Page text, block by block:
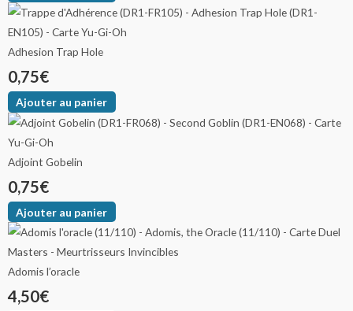
Adhesion Trap Hole
0,75€
Ajouter au panier
Adjoint Gobelin
0,75€
Ajouter au panier
Adomis l’oracle
4,50€